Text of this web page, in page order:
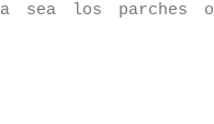
sea los parches o